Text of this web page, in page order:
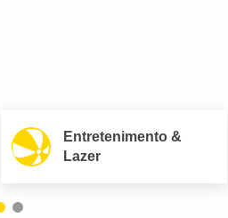
Entretenimento &
Lazer